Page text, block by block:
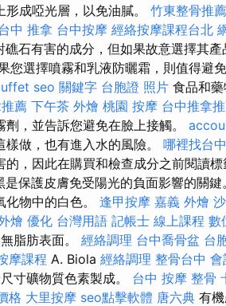
成啞光層，以免油膩。 竹東整骨推薦
中 推拿 台中按摩 經絡按摩課程台北
礁石有害的成分，但如果故意選擇其
選擇噴霧和乳液防曬霜，則值得避
seo 關鍵字 台胞證 照片 食品和藥
薦 下午茶 外燴 桃園 按摩 台中推拿
，並告訴您避免在臉上接觸。
做，也有進入水的風險。 哪裡找台
，因此在購買和檢查成分之前閱讀標
保護皮膚免受陽光的負面影響的關
物中的白色。 逢甲按摩 嘉義 外燴
燴 優化 台灣用語 記帳士 線上課程 數
脂肪表面。 經絡調理 台中喬骨盆 台
摩課程 A. Biola 經絡調理 整骨台中 會
寸礦物質色素製成。 台中 按摩 整骨
格 大里按摩 seo點擊軟體 唐六典 有